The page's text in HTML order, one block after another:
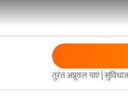
तुरंत अप्रूवल पाएं |